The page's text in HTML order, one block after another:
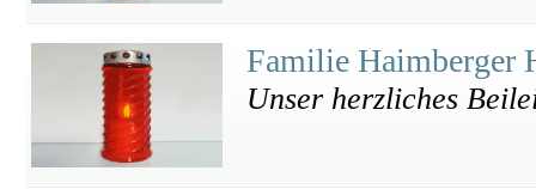
Familie Haimberger
Unser herzliches